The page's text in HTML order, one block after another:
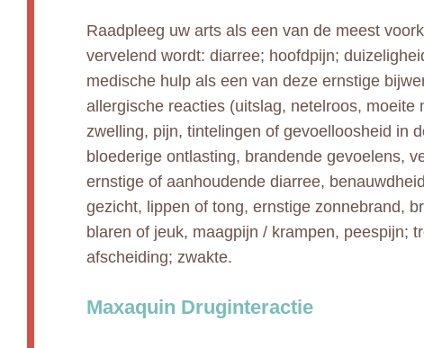
Raadpleeg uw arts als een van de meest
vervelend wordt: diarree; hoofdpijn;
medische hulp als een van deze ernstige
allergische reacties (uitslag, netelroos, moeite
zwelling, pijn, tintelingen of gevoelloosheid in
bloederige ontlasting, brandende gevoelens,
ernstige of aanhoudende diarree,
gezicht, lippen of tong, ernstige zonnebrand,
blaren of jeuk, maagpijn / krampen, peespijn;
afscheiding; zwakte.
Maxaquin Druginteractie